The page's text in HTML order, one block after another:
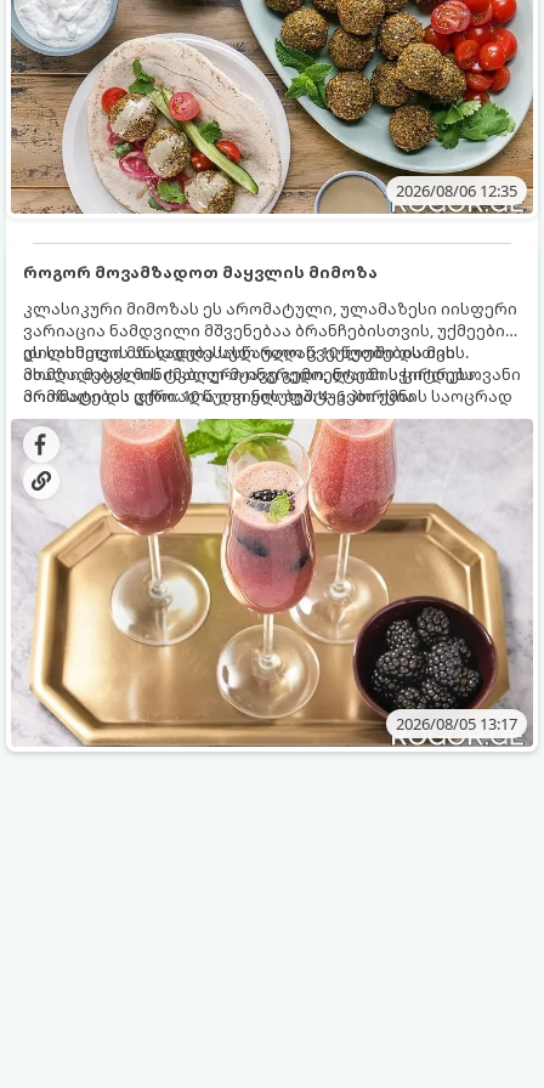
2026/08/06 12:35
როგორ მოვამზადოთ მაყვლის მიმოზა
კლასიკური მიმოზას ეს არომატული, ულამაზესი იისფერი
ვარიაცია ნამდვილი მშვენებაა ბრანჩებისთვის, უქმეების
დილისთვის ან სადღესასწაულო წვეულებებისთვის.
ახალი მაყვლის ტკბილ-მჟავე გემო, ლაიმის ციტრუსოვანი
არომატი და ცქრიალა ღვინის ბუშტუკები ქმნის საოცრად
დახვეწილ და მაგრილებელ კოქტეილს.
ეს სასმელი მზადდება სულ რაღაც 10 წუთში და მის
მომზადებას მინიმალური ინგრედიენტები სჭირდება.
მომზადების დრო: 10 წუთი ულუფა: 4–6 პორცია
2026/08/05 13:17